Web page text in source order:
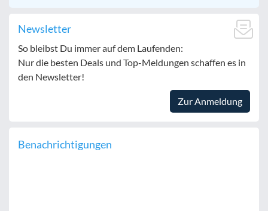
Newsletter
So bleibst Du immer auf dem Laufenden:
Nur die besten Deals und Top-Meldungen schaffen es in
den Newsletter!
Zur Anmeldung
Benachrichtigungen